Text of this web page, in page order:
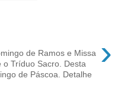
›
de Ramos e Missa
o Tríduo Sacro. Desta
de Páscoa. Detalhe